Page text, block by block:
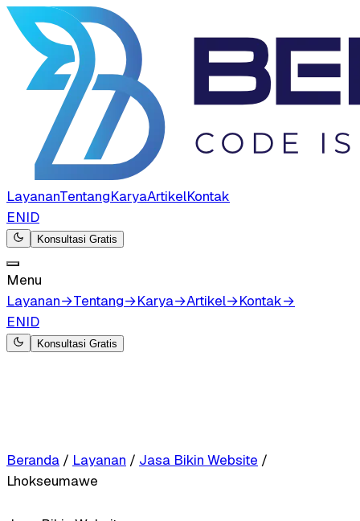
LayananTentangKaryaArtikelKontak
ENID
Konsultasi Gratis
Menu
Layanan→Tentang→Karya→Artikel→Kontak→
ENID
Konsultasi Gratis
Beranda / Layanan / Jasa Bikin Website /
Lhokseumawe